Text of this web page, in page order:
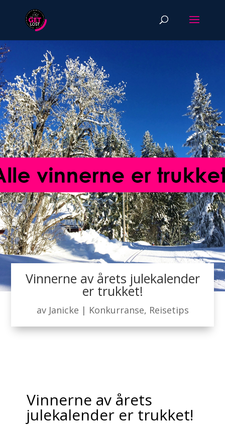
Vinnerne av årets julekalender
er trukket!
av Janicke | Konkurranse, Reisetips
Vinnerne av årets
julekalender er trukket!